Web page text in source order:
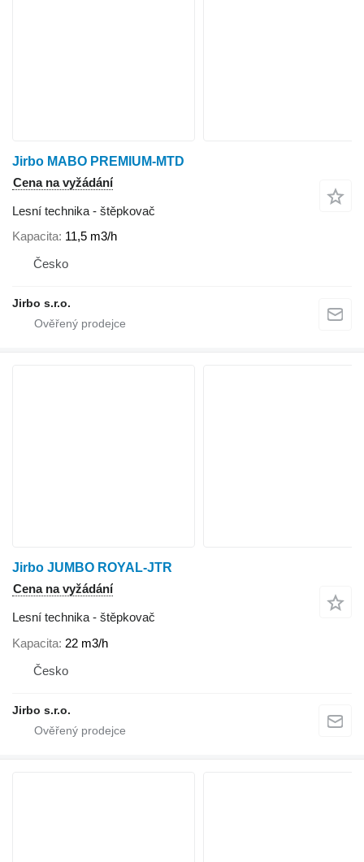
Jirbo MABO PREMIUM-MTD
Cena na vyžádání
Lesní technika - štěpkovač
Kapacita 11,5 m3/h
Česko
Jirbo s.r.o.
Jirbo JUMBO ROYAL-JTR
Cena na vyžádání
Lesní technika - štěpkovač
Kapacita 22 m3/h
Česko
Jirbo s.r.o.